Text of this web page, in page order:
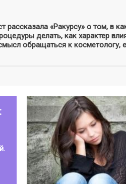
рассказала «Ракурсу» о том, в
делать, как характер
обращаться к косметологу,